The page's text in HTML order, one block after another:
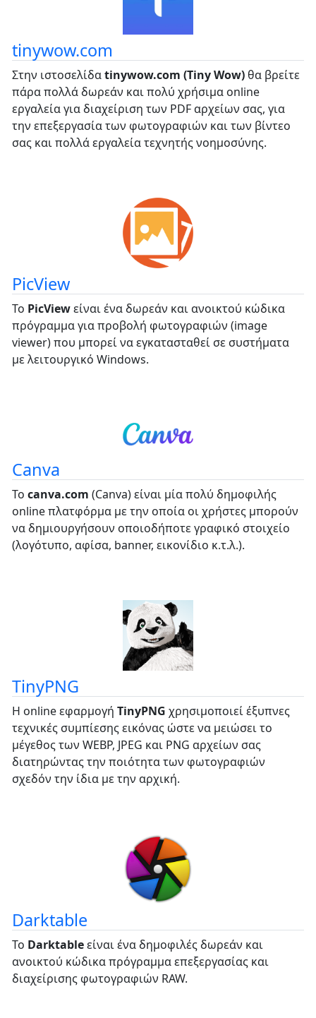
tinywow.com
Στην ιστοσελίδαtinywow.com (Tiny Wow)θα βρείτε
πάρα πολλά δωρεάν και πολύ χρήσιμα online
εργαλεία για διαχείριση των PDF αρχείων σας, για
την επεξεργασία των φωτογραφιών και των βίντεο
σας και πολλά εργαλεία τεχνητής νοημοσύνης.
PicView
Το PicViewείναι ένα δωρεάν και ανοικτού κώδικα
πρόγραμμα για προβολή φωτογραφιών (image
viewer) που μπορεί να εγκατασταθεί σε συστήματα
με λειτουργικό Windows.
Canva
Το canva.com (Canva) είναι μία πολύ δημοφιλής
online πλατφόρμα με την οποία οι χρήστες μπορούν
να δημιουργήσουν οποιοδήποτε γραφικό στοιχείο
(λογότυπο, αφίσα, banner, εικονίδιο κ.τ.λ.).
TinyPNG
Η online εφαρμογή TinyPNG χρησιμοποιεί έξυπνες
τεχνικές συμπίεσης εικόνας ώστε να μειώσει το
μέγεθος των WEBP, JPEG και PNG αρχείων σας
διατηρώντας την ποιότητα των φωτογραφιών
σχεδόν την ίδια με την αρχική.
Darktable
Το Darktableείναι ένα δημοφιλές δωρεάν και
ανοικτού κώδικα πρόγραμμα επεξεργασίας και
διαχείρισης φωτογραφιών RAW.